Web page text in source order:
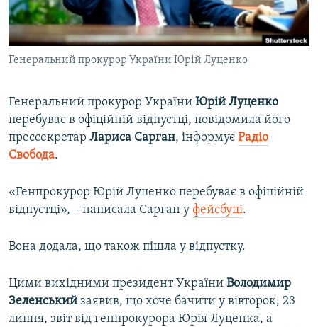
ВІДЕОУРОКИ «ELIFBE»
СВІДЧЕННЯ ОКУПАЦІЇ
УКРАЇНСЬКА ПРОБЛЕМА КРИМУ
Русский
Qırımtatar
Усі сайти RFE/RL
Генеральний прокурор України Юрій Луценко
Генеральний прокурор України Юрій Луценко
перебуває в офіційній відпустці, повідомила його
прессекретар Лариса Сарган, інформує Радіо
Свобода.​
«Генпрокурор Юрій Луценко перебуває в офіційній
відпустці», – написала Сарган у фейсбуці.
Вона додала, що також пішла у відпустку.
Цими вихідними президент України Володимир
Зеленський заявив, що хоче бачити у вівторок, 23
липня, звіт від генпрокурора Юрія Луценка, а